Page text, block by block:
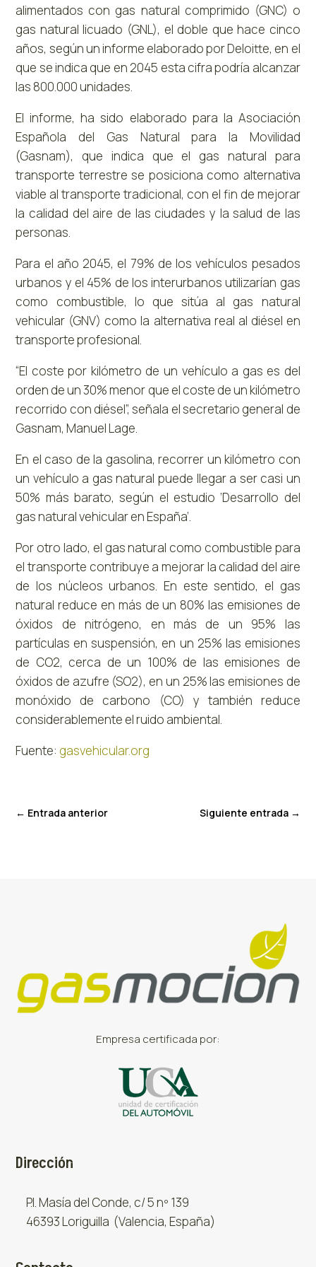
alimentados con gas natural comprimido (GNC) o
gas natural licuado (GNL), el doble que hace cinco
años, según un informe elaborado por Deloitte, en el
que se indica que en 2045 esta cifra podría alcanzar
las 800.000 unidades.
El informe, ha sido elaborado para la Asociación
Española del Gas Natural para la Movilidad
(Gasnam), que indica que el gas natural para
transporte terrestre se posiciona como alternativa
viable al transporte tradicional, con el fin de mejorar
la calidad del aire de las ciudades y la salud de las
personas.
Para el año 2045, el 79% de los vehículos pesados
urbanos y el 45% de los interurbanos utilizarían gas
como combustible, lo que sitúa al gas natural
vehicular (GNV) como la alternativa real al diésel en
transporte profesional.
“El coste por kilómetro de un vehículo a gas es del
orden de un 30% menor que el coste de un kilómetro
recorrido con diésel”, señala el secretario general de
Gasnam, Manuel Lage.
En el caso de la gasolina, recorrer un kilómetro con
un vehículo a gas natural puede llegar a ser casi un
50% más barato, según el estudio ‘Desarrollo del
gas natural vehicular en España’.
Por otro lado, el gas natural como combustible para
el transporte contribuye a mejorar la calidad del aire
de los núcleos urbanos. En este sentido, el gas
natural reduce en más de un 80% las emisiones de
óxidos de nitrógeno, en más de un 95% las
partículas en suspensión, en un 25% las emisiones
de CO2, cerca de un 100% de las emisiones de
óxidos de azufre (SO2), en un 25% las emisiones de
monóxido de carbono (CO) y también reduce
considerablemente el ruido ambiental.
Fuente: gasvehicular.org
← Entrada anterior Siguiente entrada→
Empresa certificada por:
Dirección
P.I. Masía del Conde, c/ 5 nº 139
46393 Loriguilla (Valencia, España)